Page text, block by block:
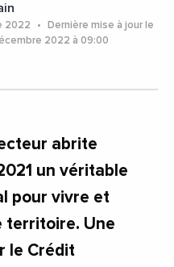
2022
Dernière mise à jour le
2022 à 09:00
abrite
un véritable
pour vivre et
territoire. Une
le Crédit